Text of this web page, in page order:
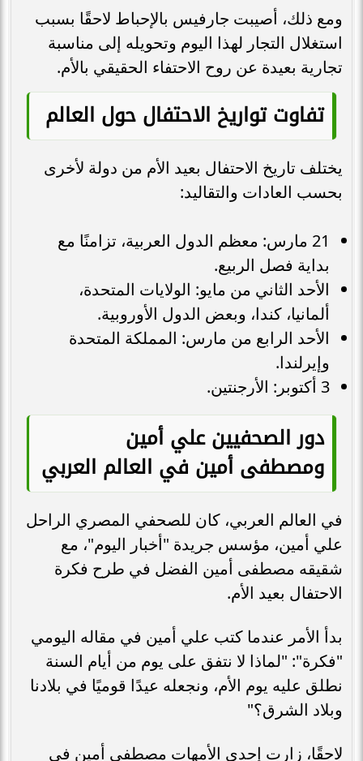
ومع ذلك، أصيبت جارفيس بالإحباط لاحقًا بسبب
استغلال التجار لهذا اليوم وتحويله إلى مناسبة
تجارية بعيدة عن روح الاحتفاء الحقيقي بالأم.
تفاوت تواريخ الاحتفال حول العالم
يختلف تاريخ الاحتفال بعيد الأم من دولة لأخرى
بحسب العادات والتقاليد:
21 مارس: معظم الدول العربية، تزامنًا مع
بداية فصل الربيع.
الأحد الثاني من مايو: الولايات المتحدة،
ألمانيا، كندا، وبعض الدول الأوروبية.
الأحد الرابع من مارس: المملكة المتحدة
وإيرلندا.
3 أكتوبر: الأرجنتين.
دور الصحفيين علي أمين
ومصطفى أمين في العالم العربي
في العالم العربي، كان للصحفي المصري الراحل
علي أمين، مؤسس جريدة "أخبار اليوم"، مع
شقيقه مصطفى أمين الفضل في طرح فكرة
الاحتفال بعيد الأم.
بدأ الأمر عندما كتب علي أمين في مقاله اليومي
"فكرة": "لماذا لا نتفق على يوم من أيام السنة
نطلق عليه يوم الأم، ونجعله عيدًا قوميًا في بلادنا
وبلاد الشرق؟"
لاحقًا، زارت إحدى الأمهات مصطفى أمين في